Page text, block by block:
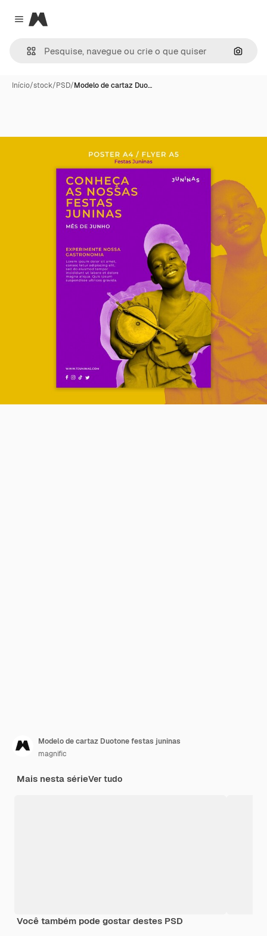
Close menu
Magnific
Início/stock/PSD/Modelo de cartaz Duo…
Modelo de cartaz Duotone festas juninas
magnific
Mais nesta sérieVer tudo
Você também pode gostar destes PSD